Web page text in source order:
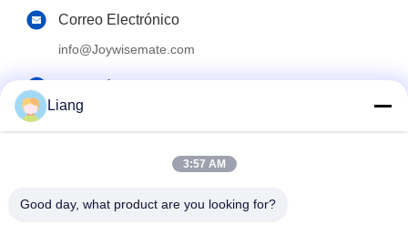
Correo Electrónico
info@Joywisemate.com
Calle Guangliang No. 77, Distrito de Conghua, Ciudad
Políticas De Privacidad|Mapa Del Sitio
Liang
3:57 AM
Good day, what product are you looking for?